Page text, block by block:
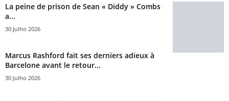
La peine de prison de Sean « Diddy » Combs
a...
30 Julho 2026
Marcus Rashford fait ses derniers adieux à
Barcelone avant le retour...
30 Julho 2026